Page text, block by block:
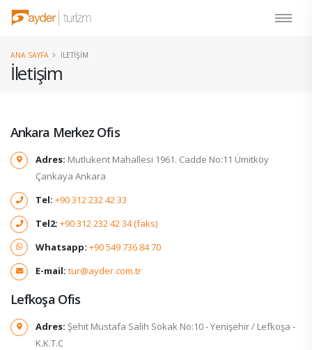
İletişim
ANA SAYFA İLETIŞIM
Ankara Merkez Ofis
Adres: Mutlukent Mahallesi 1961. Cadde No:11 Ümitköy
Çankaya Ankara
Tel: +90 312 232 42 33
Tel2: +90 312 232 42 34 (faks)
Whatsapp: +90 549 736 84 70
E-mail: tur@ayder.com.tr
Lefkoşa Ofis
Adres: Şehit Mustafa Salih Sokak No:10 - Yenişehir / Lefkoşa -
K.K.T.C